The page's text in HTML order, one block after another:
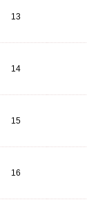
13
14
15
16